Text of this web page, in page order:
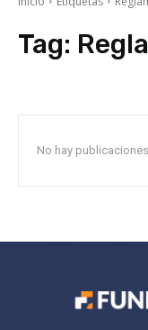
Tag:
No hay